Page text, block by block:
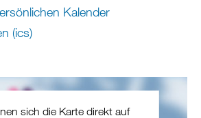
Kalender
(ics)
sich die Karte direkt auf